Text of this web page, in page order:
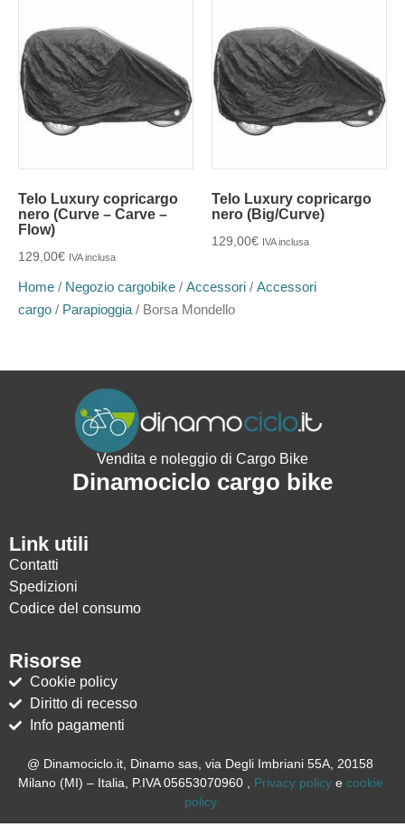
Telo Luxury copricargo
nero (Curve – Carve –
Flow)
129,00€ IVA inclusa
Telo Luxury copricargo
nero (Big/Curve)
129,00€ IVA inclusa
Home / Negozio cargobike / Accessori / Accessori
cargo / Parapioggia / Borsa Mondello
Vendita e noleggio di Cargo Bike
Dinamociclo cargo bike
Link utili
Contatti
Spedizioni
Codice del consumo
Risorse
Cookie policy
Diritto di recesso
Info pagamenti
@ Dinamociclo.it, Dinamo sas, via Degli Imbriani 55A, 20158
Milano (MI) – Italia, P.IVA 05653070960 , Privacy policye cookie
policy